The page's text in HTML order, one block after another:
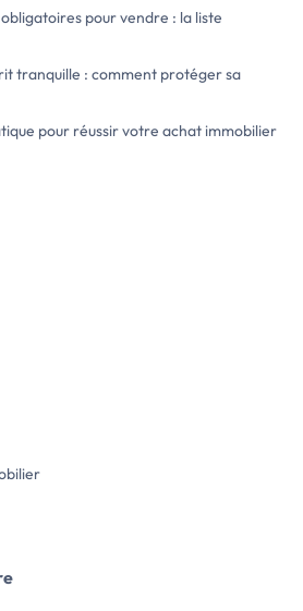
pour vendre : la liste
tranquille : comment protéger sa
pour réussir votre achat immobilier